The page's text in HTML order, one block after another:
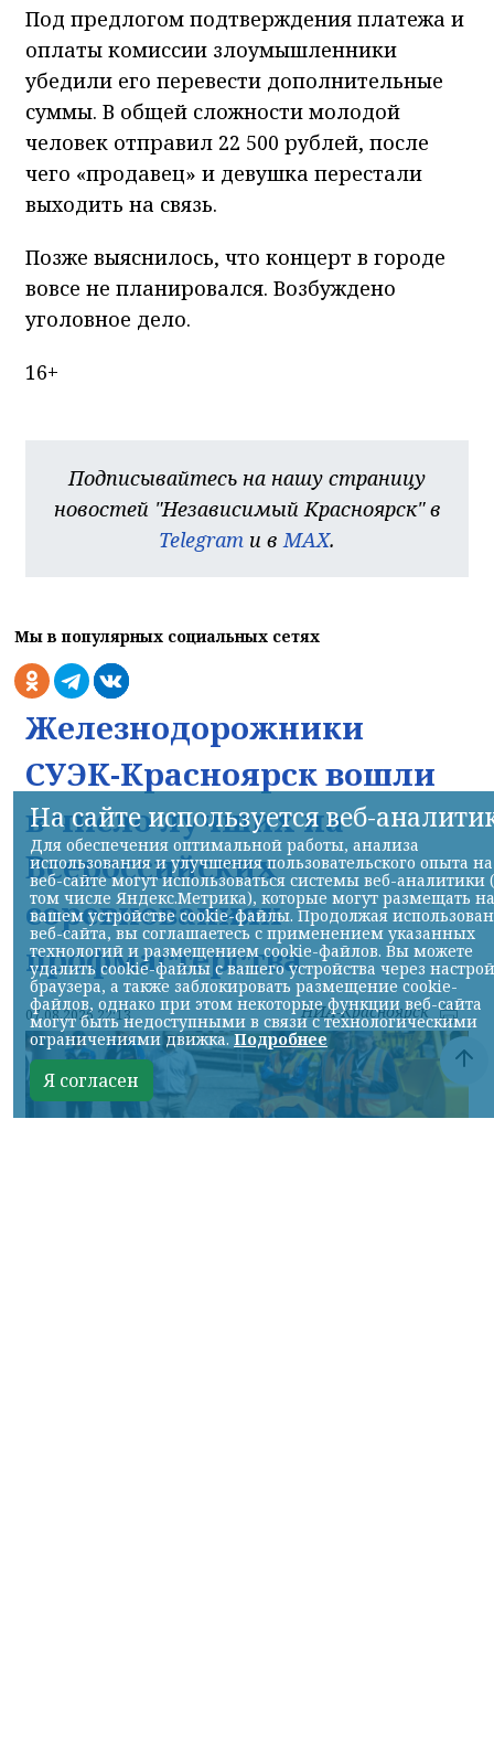
Под предлогом подтверждения платежа и
оплаты комиссии злоумышленники
убедили его перевести дополнительные
суммы. В общей сложности молодой
человек отправил 22 500 рублей, после
чего «продавец» и девушка перестали
выходить на связь.
Позже выяснилось, что концерт в городе
вовсе не планировался. Возбуждено
уголовное дело.
16+
Подписывайтесь на нашу страницу
новостей "Независимый Красноярск" в
Telegram и вMAX.
Мы в популярных социальных сетях
Железнодорожники
СУЭК-Красноярск вошли
в число лучших на
Всероссийских
соревнованиях
профмастерства
07.08.2026 22:13 НИА-Красноярск
На сайте используется веб-
Для обеспечения оптимальной работы, анализа
использования и улучшения пользовательского опыта на
веб-сайте могут использоваться системы веб-аналитики
том числе Яндекс.Метрика), которые могут размещать на
вашем устройстве cookie-файлы. Продолжая
веб-сайта, вы соглашаетесь с применением указанных
технологий и размещением cookie-файлов. Вы можете
удалить cookie-файлы с вашего устройства через
браузера, а также заблокировать размещение cookie-
файлов, однако при этом некоторые функции веб-сайта
могут быть недоступными в связи с технологическими
ограничениями движка.Подробнее
Я согласен